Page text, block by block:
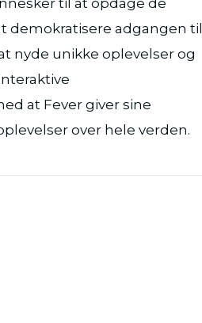
demokratisere adgangen til
nyde unikke oplevelser og
at Fever giver sine
over hele verden.